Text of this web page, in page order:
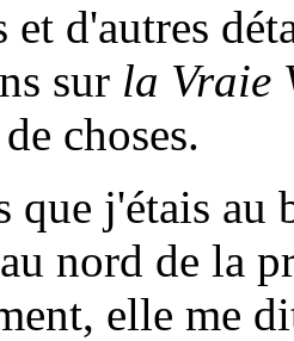
et d'autres
sur la Vraie
choses.
j'étais au
nord de la
elle me